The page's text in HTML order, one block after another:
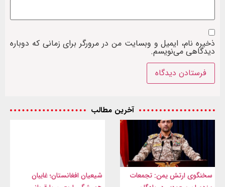
ذخیره نام، ایمیل و وبسایت من در مرورگر برای زمانی که دوباره
دیدگاهی می‌نویسم.
آخرین مطالب
سخنگوی ارتش یمن: تجمعات
شیعیان افغانستان؛ غایبان